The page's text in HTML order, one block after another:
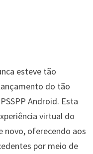
esteve tão
do tão
Android. Esta
virtual do
oferecendo aos
por meio de